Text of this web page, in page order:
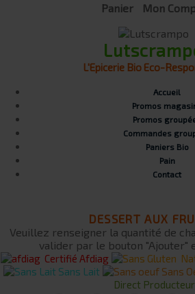
Panier Mon
L'Epicerie Bio Eco-
Accueil
Promos
Promos
Commandes
Paniers Bio
Pain
Contact
DESSERT AUX
Veuillez renseigner la quantité de
valider par le bouton "Ajouter"
Certifié Afdiag
Sans Lait
Sans
Direct Producteur